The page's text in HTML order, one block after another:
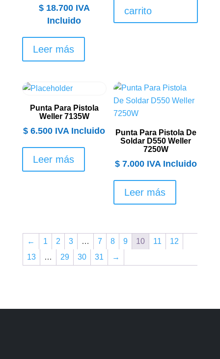
$18.700 IVA
Incluido
Leer más
carrito
Punta Para Pistola
Weller 7135W
$ 6.500 IVA Incluido
Leer más
Punta Para Pistola De
Soldar D550 Weller
7250W
$7.000 IVA Incluido
Leer más
← 1 2 3 … 7 8 9 10 11
12
13
… 29 30 31 →